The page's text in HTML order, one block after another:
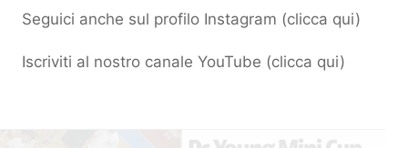
Seguici anche sul profilo Instagram (clicca qui)
Iscriviti al nostro canale YouTube (clicca qui)